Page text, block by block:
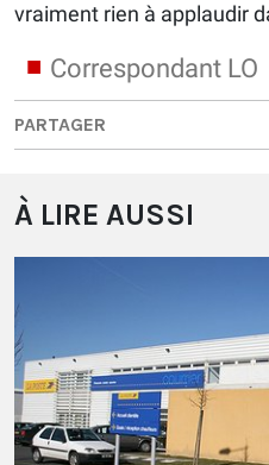
vraiment rien à applaudir
Correspondant LO
PARTAGER
À LIRE AUSSI